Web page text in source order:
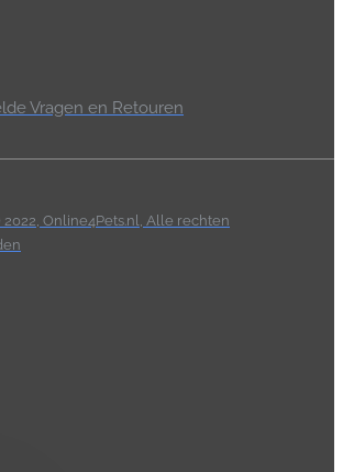
Vragen en Retouren
Online4Pets.nl, Alle rechten